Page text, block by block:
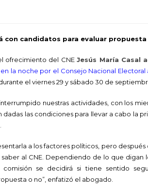
con candidatos para evaluar propuesta
ofrecimiento del CNEJesús María Casal
la noche por el Consejo Nacional Electoral
el viernes 29 y sábado 30 de
nuestras actividades, con los
dadas las condiciones para llevar a cabo la
a los factores políticos, pero después
al CNE. Dependiendo de lo que digan
se decidirá si tiene sentido
o no”, enfatizó el abogado.